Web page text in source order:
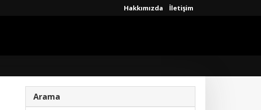
Hakkımızda İletişim
Arama